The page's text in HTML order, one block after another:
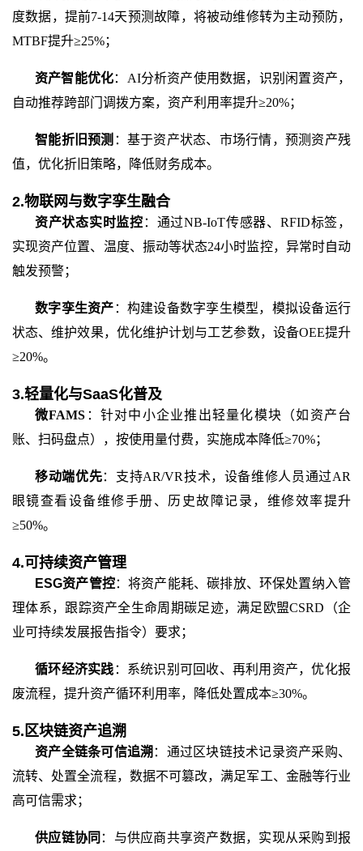
度数据，提前7-14天预测故障，将被动维修转为主动预防，
MTBF提升≥25%；
资产智能优化： AI分析资产使用数据，识别闲置资产，
自动推荐跨部门调拨方案，资产利用率提升≥20%；
智能折旧预测 ：基于资产状态、市场行情，预测资产残
值，优化折旧策略，降低财务成本。
2.物联网与数字孪生融合
资产状态实时监控 ：通过NB-IoT传感器、RFID标签，
实现资产位置、温度、振动等状态24小时监控，异常时自动
触发预警；
数字孪生资产 ：构建设备数字孪生模型，模拟设备运行
状态、维护效果，优化维护计划与工艺参数，设备OEE提升
≥20%。
3.轻量化与SaaS化普及
微FAMS ：针对中小企业推出轻量化模块（如资产台
账、扫码盘点），按使用量付费，实施成本降低≥70%；
移动端优先：支持AR/VR技术，设备维修人员通过AR
眼镜查看设备维修手册、历史故障记录，维修效率提升
≥50%。
4.可持续资产管理
ESG资产管控：将资产能耗、碳排放、环保处置纳入管
理体系，跟踪资产全生命周期碳足迹，满足欧盟CSRD（企
业可持续发展报告指令）要求；
循环经济实践 ：系统识别可回收、再利用资产，优化报
废流程，提升资产循环利用率，降低处置成本≥30%。
5.区块链资产追溯
资产全链条可信追溯 ：通过区块链技术记录资产采购、
流转、处置全流程，数据不可篡改，满足军工、金融等行业
高可信需求；
供应链协同 ：与供应商共享资产数据，实现从采购到报